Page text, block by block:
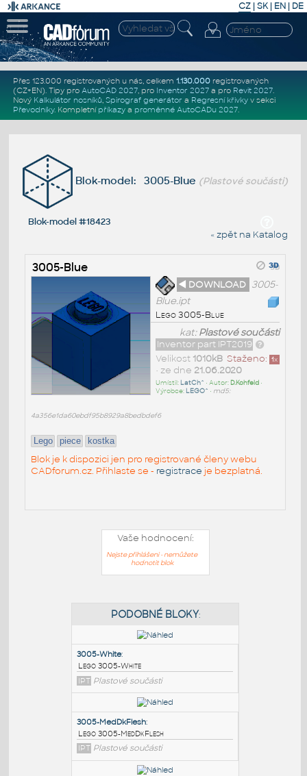
CZ | SK| EN | DE
Přes 123.000 registrovaných u nás, celkem 1.130.000registrovaných
(CZ+EN). Tipy pro AutoCAD 2027, pro Inventor 2027a pro Revit 2027.
Nový Kalkulátor nosníků, Spirograf generátor a Regresní křivkyv sekci
Převodníky. Kompletní příkazya proměnné AutoCADu 2027.
Blok-model: 3005-Blue (Plastové součásti)
Blok-model #18423
« zpět na Katalog
3005-Blue
◄ DOWNLOAD 3005-
Blue.ipt
Lego 3005-Blue
kat:Plastové součásti
Inventor part IPT2019
Staženo: 1x
Velikost 1010kB
• ze dne 21.06.2020
Umístil: LatCh^ • Autor: D.Kohfeld•
Výrobce: LEGO^ • md5:
4a356e1da60ebdf95b8929a8bedbdef6
Lego piece kostka
Blok je k dispozici jen pro registrované členy webu
CADforum.cz. Přihlaste se - registrace je bezplatná.
Vaše hodnocení:
Nejste přihlášeni - nemůžete
hodnotit blok
PODOBNÉ BLOKY
3005-White: